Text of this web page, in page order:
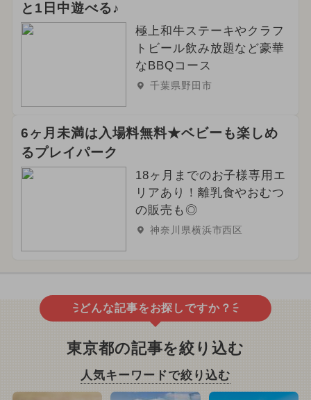
と1日中遊べる♪
極上和牛ステーキやクラフ
トビール飲み放題など豪華
なBBQコース
千葉県野田市
6ヶ月未満は入場料無料★ベビーも楽しめ
るプレイパーク
18ヶ月までのお子様専用エ
リアあり！離乳食やおむつ
の販売も◎
神奈川県横浜市西区
どんな記事をお探しですか？
東京都の記事を絞り込む
人気キーワードで絞り込む